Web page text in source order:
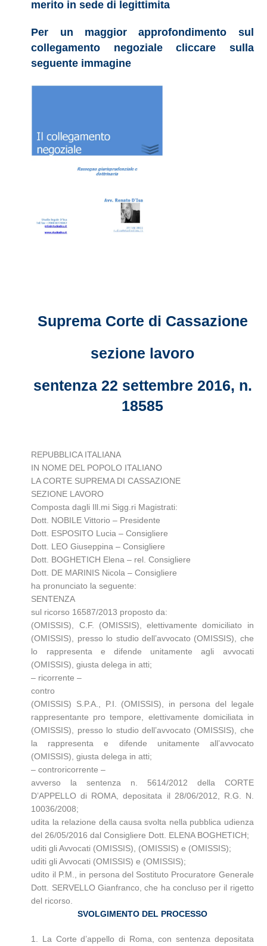
merito in sede di legittimita
Per un maggior approfondimento sul
collegamento negoziale cliccare sulla
seguente immagine
Suprema Corte di Cassazione
sezione lavoro
sentenza 22 settembre 2016, n.
18585
REPUBBLICA ITALIANA
IN NOME DEL POPOLO ITALIANO
LA CORTE SUPREMA DI CASSAZIONE
SEZIONE LAVORO
Composta dagli Ill.mi Sigg.ri Magistrati:
Dott. NOBILE Vittorio – Presidente
Dott. ESPOSITO Lucia – Consigliere
Dott. LEO Giuseppina – Consigliere
Dott. BOGHETICH Elena – rel. Consigliere
Dott. DE MARINIS Nicola – Consigliere
ha pronunciato la seguente:
SENTENZA
sul ricorso 16587/2013 proposto da:
(OMISSIS), C.F. (OMISSIS), elettivamente domiciliato in
(OMISSIS), presso lo studio dell’avvocato (OMISSIS), che
lo rappresenta e difende unitamente agli avvocati
(OMISSIS), giusta delega in atti;
– ricorrente –
contro
(OMISSIS) S.P.A., P.I. (OMISSIS), in persona del legale
rappresentante pro tempore, elettivamente domiciliata in
(OMISSIS), presso lo studio dell’avvocato (OMISSIS), che
la rappresenta e difende unitamente all’avvocato
(OMISSIS), giusta delega in atti;
– controricorrente –
avverso la sentenza n. 5614/2012 della CORTE
D’APPELLO di ROMA, depositata il 28/06/2012, R.G. N.
10036/2008;
udita la relazione della causa svolta nella pubblica udienza
del 26/05/2016 dal Consigliere Dott. ELENA BOGHETICH;
uditi gli Avvocati (OMISSIS), (OMISSIS) e (OMISSIS);
uditi gli Avvocati (OMISSIS) e (OMISSIS);
udito il P.M., in persona del Sostituto Procuratore Generale
Dott. SERVELLO Gianfranco, che ha concluso per il rigetto
del ricorso.
SVOLGIMENTO DEL PROCESSO
1. La Corte d’appello di Roma, con sentenza depositata